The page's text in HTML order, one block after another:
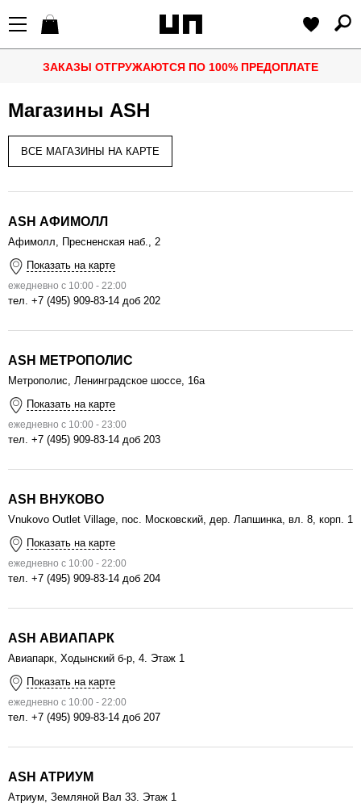
ЗАКАЗЫ ОТГРУЖАЮТСЯ ПО 100% ПРЕДОПЛАТЕ
Магазины ASH
ВСЕ МАГАЗИНЫ НА КАРТЕ
ASH АФИМОЛЛ
Афимолл, Пресненская наб., 2
Показать на карте
ежедневно с 10:00 - 22:00
тел. +7 (495) 909-83-14 доб 202
ASH МЕТРОПОЛИС
Метрополис, Ленинградское шоссе, 16а
Показать на карте
ежедневно с 10:00 - 23:00
тел. +7 (495) 909-83-14 доб 203
ASH ВНУКОВО
Vnukovo Outlet Village, пос. Московский, дер. Лапшинка, вл. 8, корп. 1
Показать на карте
ежедневно с 10:00 - 22:00
тел. +7 (495) 909-83-14 доб 204
ASH АВИАПАРК
Авиапарк, Ходынский б-р, 4. Этаж 1
Показать на карте
ежедневно с 10:00 - 22:00
тел. +7 (495) 909-83-14 доб 207
ASH АТРИУМ
Атриум, Земляной Вал 33. Этаж 1